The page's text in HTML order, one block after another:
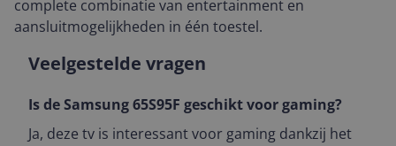
complete combinatie van entertainment en
aansluitmogelijkheden in één toestel.
Veelgestelde vragen
Is de Samsung 65S95F geschikt voor gaming?
Ja, deze tv is interessant voor gaming dankzij het